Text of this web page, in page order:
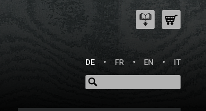
DE
FR EN IT